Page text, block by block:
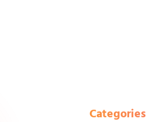
Categories